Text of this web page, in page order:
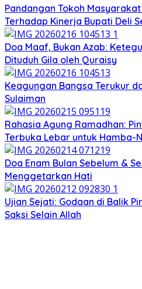
Pandangan Tokoh
Terhadap Kinerja Bupati Deli
Doa Maaf, Bukan Azab:
Dituduh Gila oleh Quraisy
Keagungan Bangsa Terukur
Sulaiman
Rahasia Agung Ramadhan:
Terbuka Lebar untuk Hamba-
Doa Enam Bulan Sebelum &
Menggetarkan Hati
Ujian Sejati: Godaan di Balik
Saksi Selain Allah